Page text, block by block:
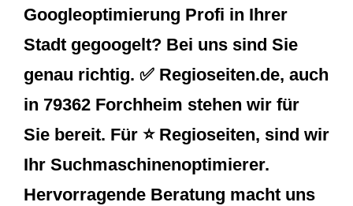
Googleoptimierung Profi in Ihrer
Stadt gegoogelt? Bei uns sind Sie
genau richtig. ✅ Regioseiten.de, auch
in 79362 Forchheim stehen wir für
Sie bereit. Für ⭐ Regioseiten, sind wir
Ihr Suchmaschinenoptimierer.
Hervorragende Beratung macht uns